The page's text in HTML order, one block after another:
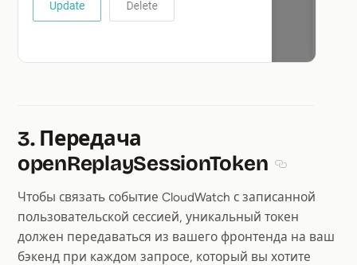
3. Передача
openReplaySessionToken
Чтобы связать событие CloudWatch с записанной
пользовательской сессией, уникальный токен
должен передаваться из вашего фронтенда на ваш
бэкенд при каждом запросе, который вы хотите